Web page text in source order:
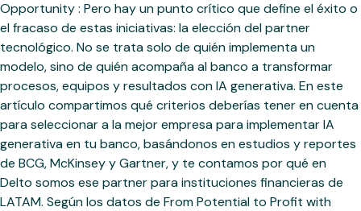
Opportunity : Pero hay un punto crítico que define el éxito o
el fracaso de estas iniciativas: la elección del partner
tecnológico. No se trata solo de quién implementa un
modelo, sino de quién acompaña al banco a transformar
procesos, equipos y resultados con IA generativa. En este
artículo compartimos qué criterios deberías tener en cuenta
para seleccionar a la mejor empresa para implementar IA
generativa en tu banco, basándonos en estudios y reportes
de BCG, McKinsey y Gartner, y te contamos por qué en
Delto somos ese partner para instituciones financieras de
LATAM. Según los datos de From Potential to Profit with